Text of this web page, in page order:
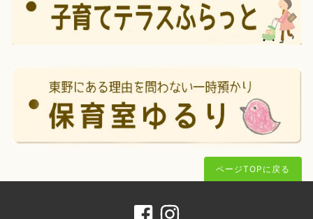
ページTOPに戻る